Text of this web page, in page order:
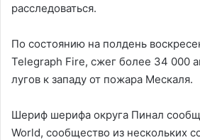
расследоваться.
По состоянию на полдень
Telegraph Fire, сжег более 34 000
лугов к западу от пожара Мескаля.
Шериф шерифа округа Пинал
World, сообщество из нескольких